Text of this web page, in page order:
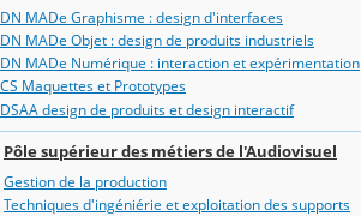
DN MADe Graphisme : design d'interfaces
DN MADe Objet : design de produits industriels
DN MADe Numérique : interaction et expérimentation
CS Maquettes et Prototypes
DSAA design de produits et design interactif
Pôle supérieur des métiers de l'Audiovisuel
Gestion de la production
Techniques d'ingéniérie et exploitation des supports